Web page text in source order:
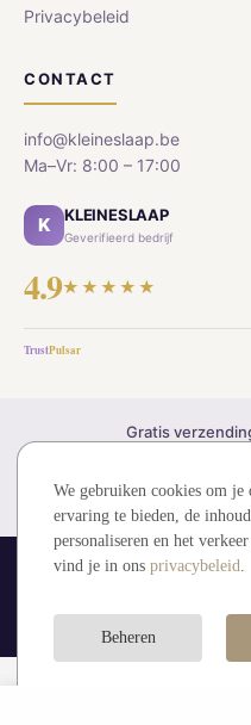
Privacybeleid
CONTACT
info@kleineslaap.be
Ma–Vr: 8:00 – 17:00
K KLEINESLAAP
Geverifieerd bedrijf
4.9★★★★★
TrustPulsar
Gratis
Veilig
© 2026 kleineslaap.be — Alle
Visa Mastercard
We gebruiken cookies om
ervaring te bieden, de
personaliseren en het
vind je in ons privacybeleid.
Beheren